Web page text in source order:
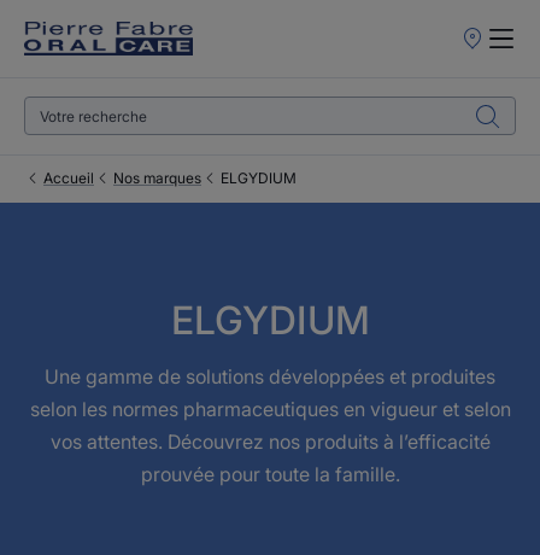
Points
Accueil Nos marques ELGYDIUM
ELGYDIUM
Une gamme de solutions développées et produites
selon les normes pharmaceutiques en vigueur et selon
vos attentes. Découvrez nos produits à l’efficacité
prouvée pour toute la famille.